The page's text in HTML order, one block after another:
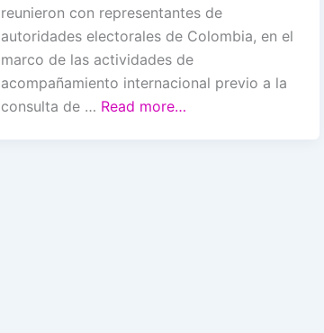
reunieron con representantes de
autoridades electorales de Colombia, en el
marco de las actividades de
acompañamiento internacional previo a la
consulta de … Read more…